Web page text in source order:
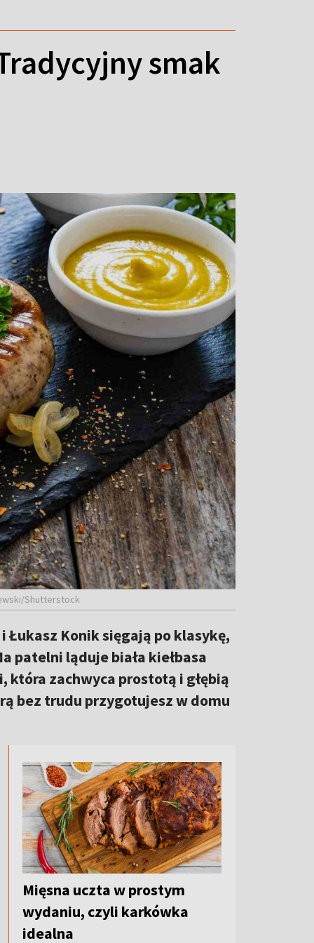
smak
Shutterstock
Łukasz Konik sięgają po klasykę,
patelni ląduje biała kiełbasa
zachwyca prostotą i głębią
bez trudu przygotujesz w domu
Mięsna uczta w prostym
wydaniu, czyli karkówka
idealna